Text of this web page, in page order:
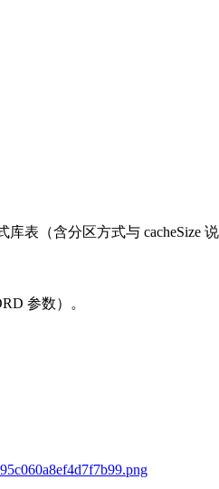
表（含分区方式与 cacheSize 说
参数）。